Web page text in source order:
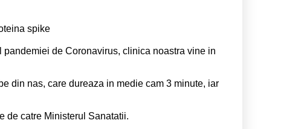
spike
de Coronavirus, clinica noastra vine in
din nas, care dureaza in medie cam 3 minute, iar
de catre Ministerul Sanatatii.